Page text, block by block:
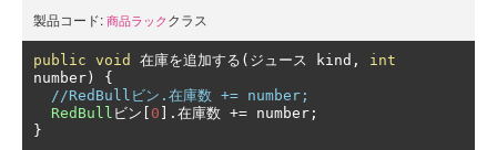
製品コード: 商品ラック クラス
public void 在庫を追加する(ジュース kind ,
int
number )
{
//RedBullビン.在庫数 += number;
RedBull ビン[ 0 ].在庫数 += number ;
}